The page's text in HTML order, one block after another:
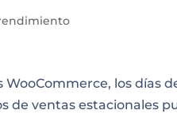
los días
de ventas estacionales